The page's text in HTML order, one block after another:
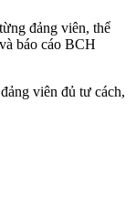
đảng viên, thể
báo cáo BCH
viên đủ tư cách,